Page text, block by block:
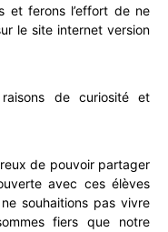
et ferons l’effort de ne
le site internet version
de curiosité et
de pouvoir partager
avec ces élèves
souhaitions pas vivre
fiers que notre